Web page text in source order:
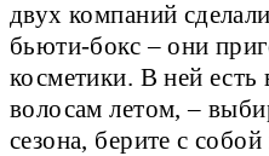
двух компаний
бьюти-бокс – они
косметики. В ней
волосам летом, –
сезона, берите с